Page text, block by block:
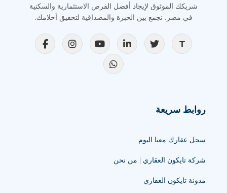
شريكك الموثوق لإيجاد أفضل الفرص الاستثمارية والسكنية
في مصر. نجمع بين الخبرة والمصداقية لتحقيق أحلامك.
روابط سريعة
سجل عقارك معنا اليوم
شركة تايكون العقاري | من نحن
مدونة تايكون العقاري